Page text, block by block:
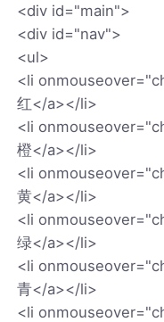
<div id="main">
<div id="nav">
<ul>
<li
红</a></li>
<li
橙</a></li>
<li
黄</a></li>
<li
绿</a></li>
<li
青</a></li>
<li